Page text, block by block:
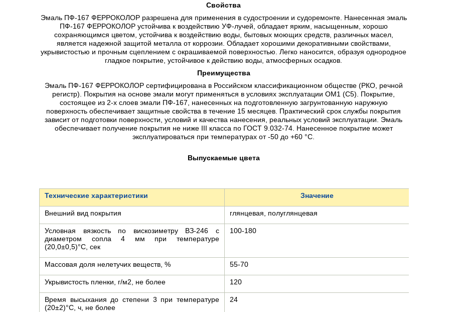
Свойства
Эмаль ПФ-167 ФЕРРОКОЛОР разрешена для применения в судостроении и судоремонте. Нанесенная эмаль
ПФ-167 ФЕРРОКОЛОР устойчива к воздействию УФ-лучей, обладает ярким, насыщенным, хорошо
сохраняющимся цветом, устойчива к воздействию воды, бытовых моющих средств, различных масел,
является надежной защитой металла от коррозии. Обладает хорошими декоративными свойствами,
укрывистостью и прочным сцеплением с окрашиваемой поверхностью. Легко наносится, образуя однородное
гладкое покрытие, устойчивое к действию воды, атмосферных осадков.
Преимущества
Эмаль ПФ-167 ФЕРРОКОЛОР сертифицирована в Российском классификационном обществе (РКО, речной
регистр). Покрытия на основе эмали могут применяться в условиях эксплуатации ОМ1 (С5). Покрытие,
состоящее из 2-х слоев эмали ПФ-167, нанесенных на подготовленную загрунтованную наружную
поверхность обеспечивает защитные свойства в течение 15 месяцев. Практический срок службы покрытия
зависит от подготовки поверхности, условий и качества нанесения, реальных условий эксплуатации. Эмаль
обеспечивает получение покрытия не ниже III класса по ГОСТ 9.032-74. Нанесенное покрытие может
эксплуатироваться при температурах от -50 до +60 °С.
Выпускаемые цвета
Технические характеристики Значение
Внешний вид покрытия глянцевая, полуглянцевая
Условная вязкость по вискозиметру ВЗ-246 с
диаметром сопла 4 мм при температуре
(20,0±0,5)°С, сек
100-180
Массовая доля нелетучих веществ, % 55-70
Укрывистость пленки, г/м2, не более 120
Время высыхания до степени 3 при температуре
(20±2)°С, ч, не более
24